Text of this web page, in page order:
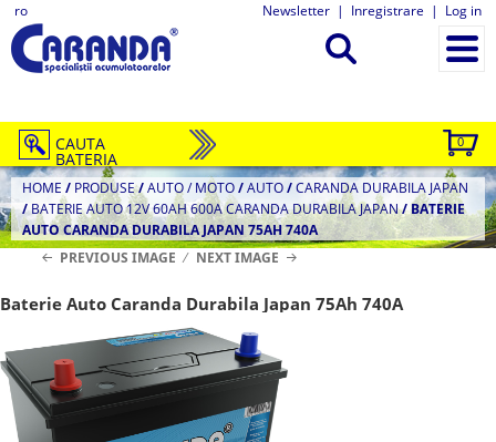
ro Newsletter | Inregistrare | Log in
0
CAUTA
BATERIA
HOME / PRODUSE/AUTO / MOTO/AUTO/CARANDA DURABILA JAPAN
/BATERIE AUTO 12V 60AH 600A CARANDA DURABILA JAPAN/BATERIE
AUTO CARANDA DURABILA JAPAN 75AH 740A
PREVIOUS IMAGE
NEXT IMAGE
Baterie Auto Caranda Durabila Japan 75Ah 740A